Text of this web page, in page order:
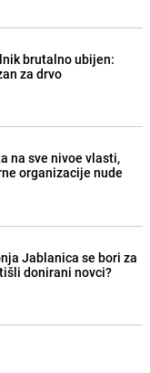
brutalno ubijen:
za drvo
na sve nivoe vlasti,
organizacije nude
Jablanica se bori za
donirani novci?